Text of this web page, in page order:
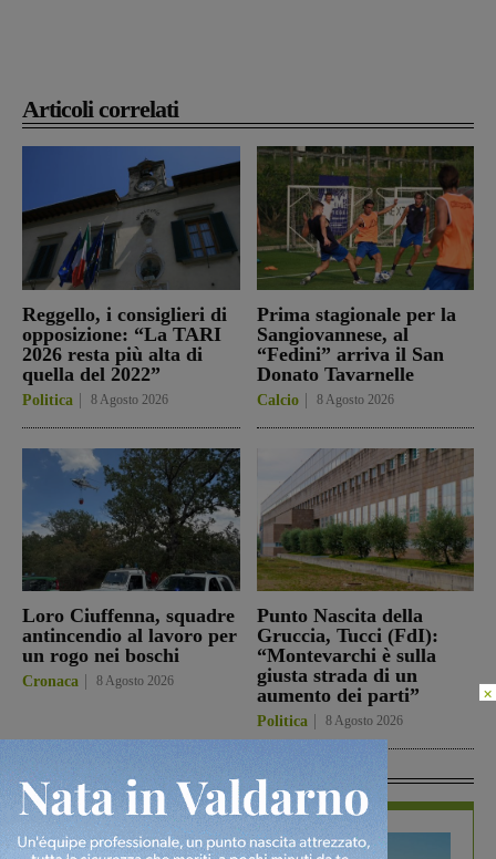
Articoli correlati
Reggello, i consiglieri di
opposizione: “La TARI
2026 resta più alta di
quella del 2022”
Politica 8 Agosto 2026
Prima stagionale per la
Sangiovannese, al
“Fedini” arriva il San
Donato Tavarnelle
Calcio 8 Agosto 2026
Loro Ciuffenna, squadre
antincendio al lavoro per
un rogo nei boschi
Cronaca 8 Agosto 2026
Punto Nascita della
Gruccia, Tucci (FdI):
“Montevarchi è sulla
giusta strada di un
aumento dei parti”
Politica 8 Agosto 2026
In Vetrina
×